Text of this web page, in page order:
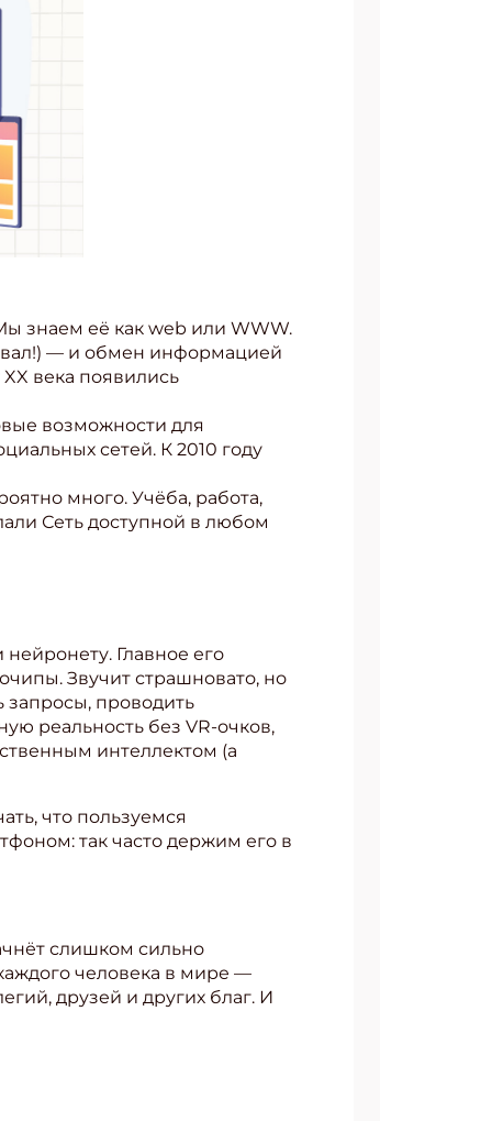
знаем её как web или WWW.
— и обмен информацией
века появились
возможности для
сетей. К 2010 году
много. Учёба, работа,
Сеть доступной в любом
Главное его
Звучит страшновато, но
проводить
реальность без VR-очков,
интеллектом (а
что пользуемся
так часто держим его в
слишком сильно
человека в мире —
друзей и других благ. И